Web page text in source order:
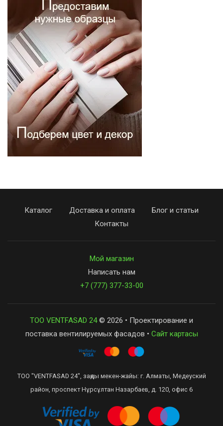
Каталог Доставка и оплата
Блог и статьи
Контакты
Мой магазин
Написать нам
+7 (777) 377-33-00
ТОО VENTFASAD 24© 2026 • Проектирование и
поставка вентилируемых фасадов • Сайт картасы
ТОО "VENTFASAD 24", заңды мекен-жайы: г. Алматы, Медеуский
район, проспект Нұрсұлтан Назарбаев, д. 120, офис 6